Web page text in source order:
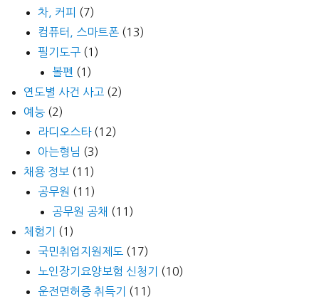
차, 커피 (7)
컴퓨터, 스마트폰 (13)
필기도구 (1)
볼펜 (1)
연도별 사건 사고 (2)
예능 (2)
라디오스타(12)
아는형님 (3)
채용 정보 (11)
공무원 (11)
공무원 공채 (11)
체험기
(1)
국민취업지원제도 (17)
노인장기요양보험 신청기
(10)
운전면허증 취득기
(11)